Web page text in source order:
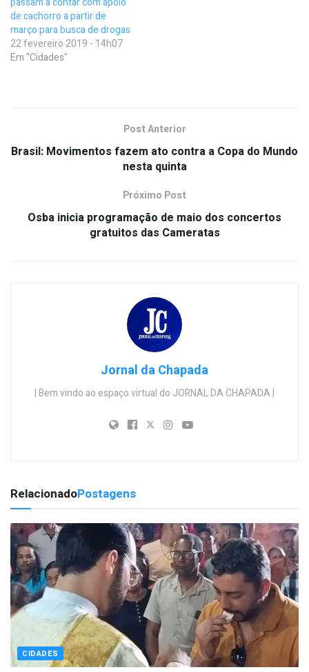
de cachorro a partir de
março para busca de drogas
22 fevereiro 2019 - 14h07
Em "Cidades"
Post Anterior
Brasil: Movimentos fazem ato contra a Copa do Mundo
nesta quinta
Próximo Post
Osba inicia programação de maio dos concertos
gratuitos das Cameratas
Jornal da Chapada
| Bem vindo ao espaço virtual do JORNAL DA CHAPADA |
RelacionadoPostagens
CIDADES